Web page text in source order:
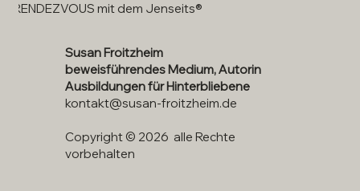
RENDEZVOUS mit dem Jenseits®
Susan Froitzheim
beweisführendes Medium, Autorin
Ausbildungen für Hinterbliebene
kontakt@susan-froitzheim.de
Copyright © 2026 alle Rechte
vorbehalten